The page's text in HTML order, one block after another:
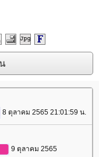
8 ตุลาคม 2565 21:01:59 น.
9 ตุลาคม 2565